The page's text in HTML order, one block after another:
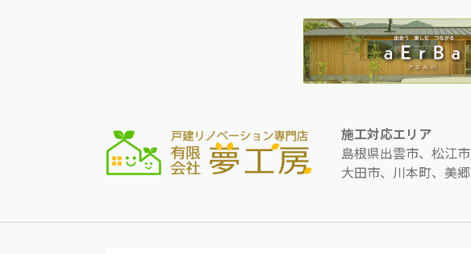
施工対応エリア
島根県出雲市、松江
大田市、川本町、美